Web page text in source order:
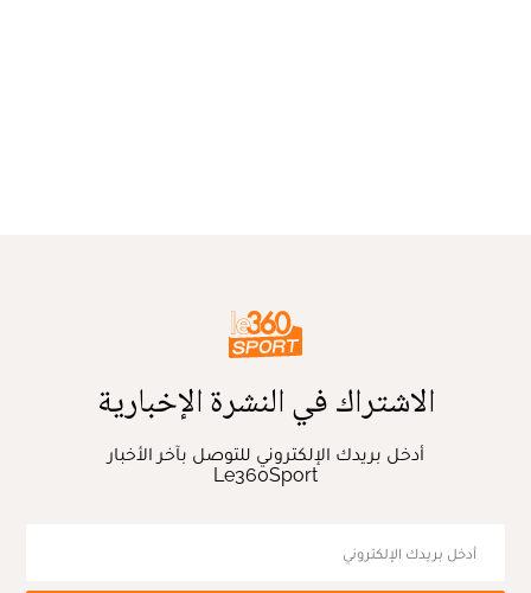
الاشتراك في النشرة الإخبارية
أدخل بريدك الإلكتروني للتوصل بآخر الأخبار
Le360Sport